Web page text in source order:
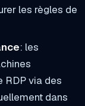
les règles de
: les
RDP via des
dans